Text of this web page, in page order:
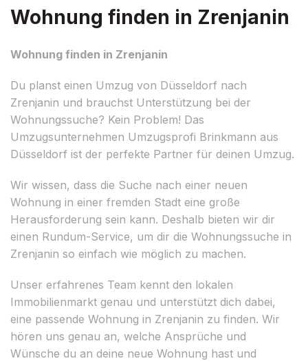
Wohnung finden in Zrenjanin
Wohnung finden in Zrenjanin
Du planst einen Umzug von Düsseldorf nach
Zrenjanin und brauchst Unterstützung bei der
Wohnungssuche? Kein Problem! Das
Umzugsunternehmen Umzugsprofi Brinkmann aus
Düsseldorf ist der perfekte Partner für deinen Umzug.
Wir wissen, dass die Suche nach einer neuen
Wohnung in einer fremden Stadt eine große
Herausforderung sein kann. Deshalb bieten wir dir
einen Rundum-Service, um dir die Wohnungssuche in
Zrenjanin so einfach wie möglich zu machen.
Unser erfahrenes Team kennt den lokalen
Immobilienmarkt genau und unterstützt dich dabei,
eine passende Wohnung in Zrenjanin zu finden. Wir
hören uns genau an, welche Ansprüche und
Wünsche du an deine neue Wohnung hast und